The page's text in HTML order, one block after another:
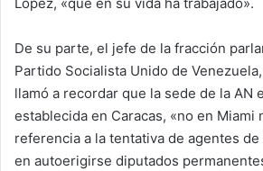
López, «que en su vida ha trabajado».
De su parte, el jefe de la fracción
Partido Socialista Unido de
llamó a recordar que la sede de la AN
establecida en Caracas, «no en Miami
referencia a la tentativa de agentes
en autoerigirse diputados